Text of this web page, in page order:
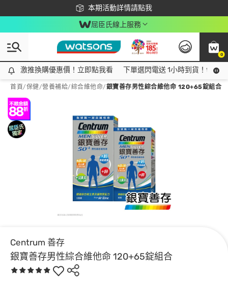
本期活動詳情請點我
下載app最高回饋$350
屈臣氏線上服務
0
激推換購優惠價！立即點我看
激推換購優惠價！立即點我看 下單選閃電送 1小時到貨！領神
首頁/保健/營養補給/綜合維他命/銀寶善存男性綜合維他命 120+65錠組合
Centrum 善存
銀寶善存男性綜合維他命 120+65錠組合